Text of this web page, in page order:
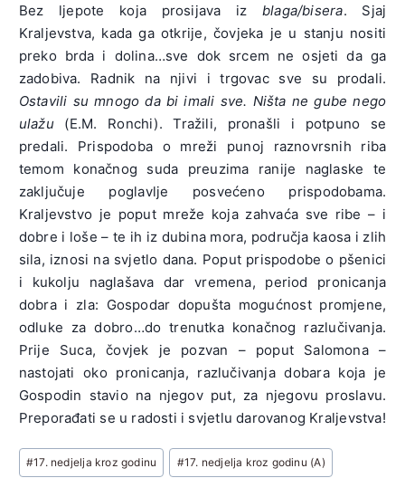
Bez ljepote koja prosijava izblaga/bisera. Sjaj
Kraljevstva, kada ga otkrije, čovjeka je u stanju nositi
preko brda i dolina…sve dok srcem ne osjeti da ga
zadobiva. Radnik na njivi i trgovac sve su prodali.
Ostavili su mnogo da bi imali sve. Ništa ne gube nego
ulažu(E.M. Ronchi). Tražili, pronašli i potpuno se
predali. Prispodoba o mreži punoj raznovrsnih riba
temom konačnog suda preuzima ranije naglaske te
zaključuje poglavlje posvećeno prispodobama.
Kraljevstvo je poput mreže koja zahvaća sve ribe – i
dobre i loše – te ih iz dubina mora, područja kaosa i zlih
sila, iznosi na svjetlo dana. Poput prispodobe o pšenici
i kukolju naglašava dar vremena, period pronicanja
dobra i zla: Gospodar dopušta mogućnost promjene,
odluke za dobro…do trenutka konačnog razlučivanja.
Prije Suca, čovjek je pozvan – poput Salomona –
nastojati oko pronicanja, razlučivanja dobara koja je
Gospodin stavio na njegov put, za njegovu proslavu.
Preporađati se u radosti i svjetlu darovanog Kraljevstva!
Post
#17. nedjelja kroz godinu #17. nedjelja kroz godinu (A)